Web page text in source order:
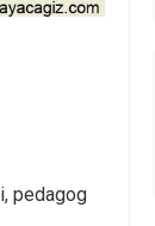
pedagog